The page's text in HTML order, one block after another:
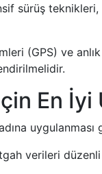
sürüş
(GPS) ve
En
verileri